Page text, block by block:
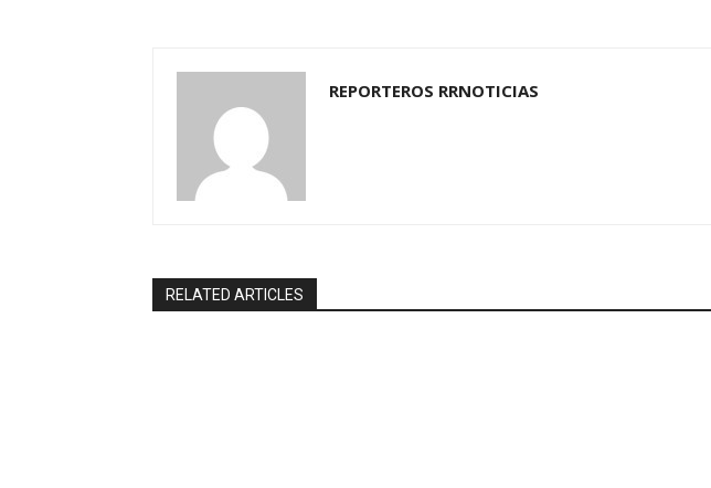
REPORTEROS RRNOTICIAS
RELATED ARTICLES